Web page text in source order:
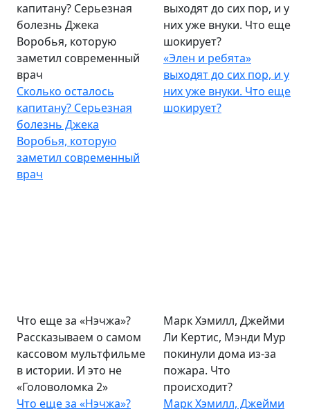
капитану? Серьезная
болезнь Джека
Воробья, которую
заметил современный
врач
Сколько осталось
капитану? Серьезная
болезнь Джека
Воробья, которую
заметил современный
врач
выходят до сих пор, и у
них уже внуки. Что еще
шокирует?
«Элен и ребята»
выходят до сих пор, и у
них уже внуки. Что еще
шокирует?
Что еще за «Нэчжа»?
Рассказываем о самом
кассовом мультфильме
в истории. И это не
«Головоломка 2»
Что еще за «Нэчжа»?
Марк Хэмилл, Джейми
Ли Кертис, Мэнди Мур
покинули дома из-за
пожара. Что
происходит?
Марк Хэмилл, Джейми